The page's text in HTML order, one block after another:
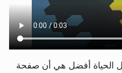
الحياة أفضل هي أن صفحة